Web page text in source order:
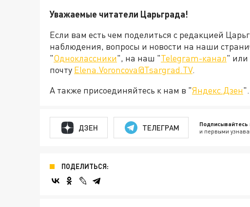
Уважаемые читатели Царьграда!
Если вам есть чем поделиться с редакцией
наблюдения, вопросы и новости на наши
"Одноклассники", на наш "Telegram-канал" или
почту Elena.Voroncova@Tsargrad.TV.
А также присоединяйтесь к нам в "Яндекс.Дзен".
ДЗЕН ТЕЛЕГРАМ и первыми
ПОДЕЛИТЬСЯ: